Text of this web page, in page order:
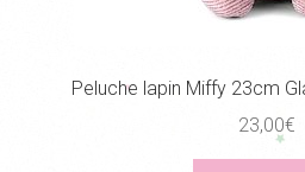
Peluche lapin Miffy 23cm
23,00€